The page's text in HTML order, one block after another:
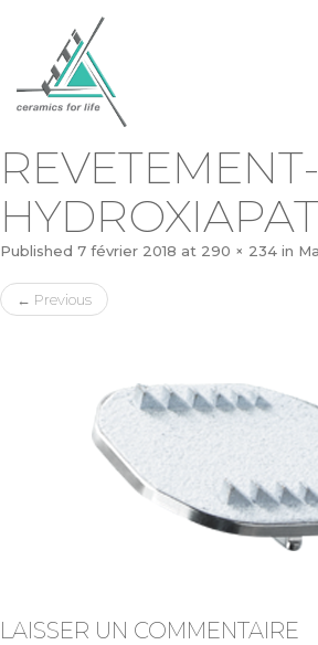
REVETEMENT-
Published 7 février 2018 at 290 × 234 in
← Previous
LAISSER UN COMMENTAIRE